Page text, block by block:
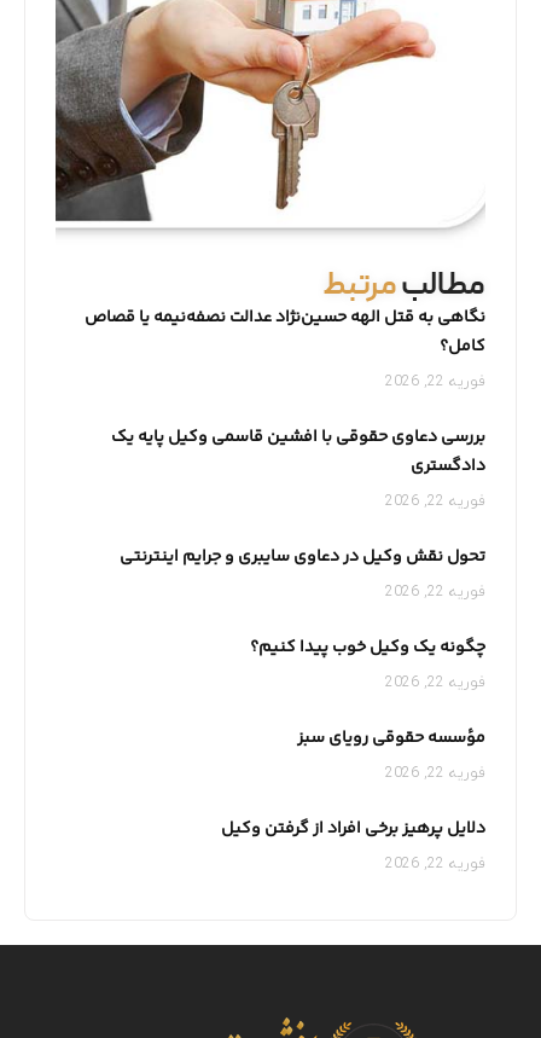
مطالبمرتبط
نگاهی به قتل الهه حسین‌نژاد عدالت نصفه‌نیمه یا قصاص
کامل؟
فوریه 22, 2026
بررسی دعاوی حقوقی با افشین قاسمی وکیل پایه یک
دادگستری
فوریه 22, 2026
تحول نقش وکیل در دعاوی سایبری و جرایم اینترنتی
فوریه 22, 2026
چگونه یک وکیل خوب پیدا کنیم؟
فوریه 22, 2026
مؤسسه حقوقی رویای سبز
فوریه 22, 2026
دلایل پرهیز برخی افراد از گرفتن وکیل
فوریه 22, 2026